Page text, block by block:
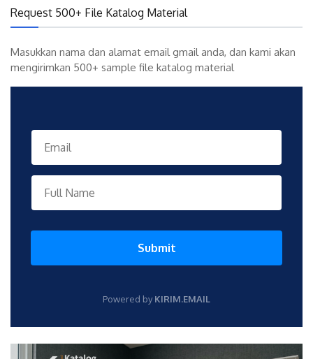
Request 500+ File Katalog Material
Masukkan nama dan alamat email gmail anda, dan kami akan
mengirimkan 500+ sample file katalog material
Submit
Powered byKIRIM.EMAIL